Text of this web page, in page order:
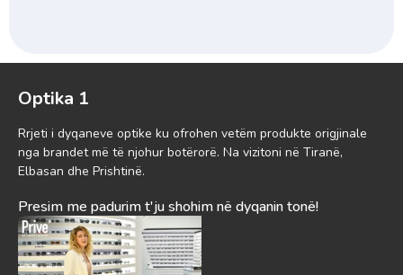
Optika 1
Rrjeti i dyqaneve optike ku ofrohen vetëm produkte origjinale
nga brandet më të njohur botërorë. Na vizitoni në Tiranë,
Elbasan dhe Prishtinë.
Presim me padurim t'ju shohim në dyqanin tonë!